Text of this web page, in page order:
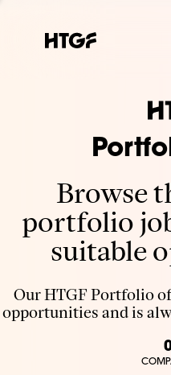
Browse
portfolio
suitable
Our HTGF Portfolio
opportunities and is